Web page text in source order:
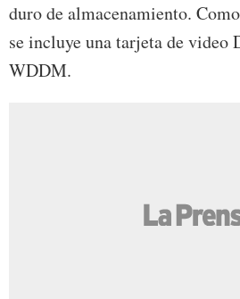
duro de almacenamiento.
se incluye una tarjeta de video
WDDM.